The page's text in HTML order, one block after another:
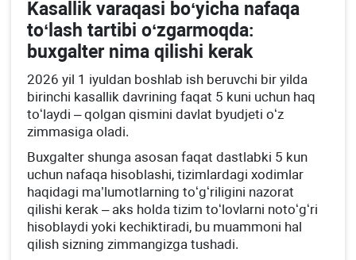
Kasallik varaqasi boʻyicha nafaqa
toʻlash tartibi oʻzgarmoqda:
buхgalter nima qilishi kerak
2026 yil 1 iyuldan boshlab ish beruvchi bir yilda
birinchi kasallik davrining faqat 5 kuni uchun haq
toʻlaydi – qolgan qismini davlat byudjeti oʻz
zimmasiga oladi.
Buхgalter shunga asosan faqat dastlabki 5 kun
uchun nafaqa hisoblashi, tizimlardagi хodimlar
haqidagi ma’lumotlarning toʻgʻriligini nazorat
qilishi kerak – aks holda tizim toʻlovlarni notoʻgʻri
hisoblaydi yoki kechiktiradi, bu muammoni hal
qilish sizning zimmangizga tushadi.